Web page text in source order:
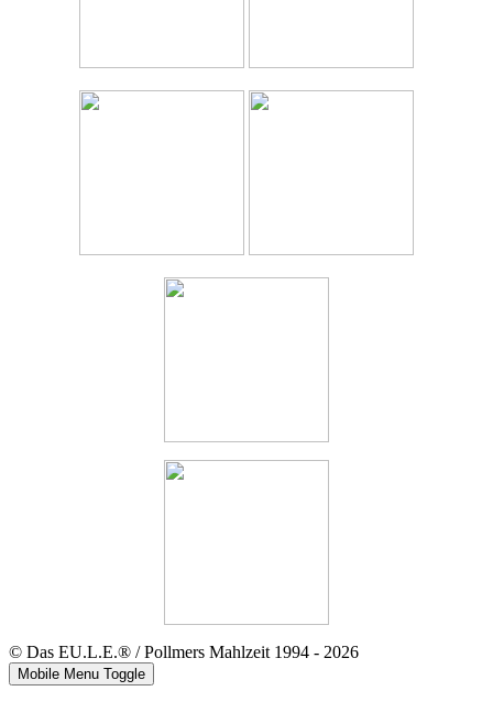
© Das EU.L.E.® / Pollmers Mahlzeit 1994 - 2026
Mobile Menu Toggle